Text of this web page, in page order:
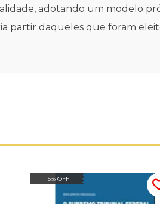
adotando um modelo
partir daqueles que foram
15% OFF